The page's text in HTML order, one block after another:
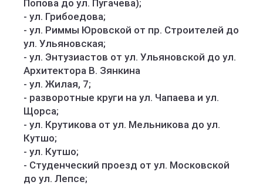
Попова до ул. Пугачева);
- ул. Грибоедова;
- ул. Риммы Юровской от пр. Строителей до
ул. Ульяновская;
- ул. Энтузиастов от ул. Ульяновской до ул.
Архитектора В. Зянкина
- ул. Жилая, 7;
- разворотные круги на ул. Чапаева и ул.
Щорса;
- ул. Крутикова от ул. Мельникова до ул.
Кутшо;
- ул. Кутшо;
- Студенческий проезд от ул. Московской
до ул. Лепсе;